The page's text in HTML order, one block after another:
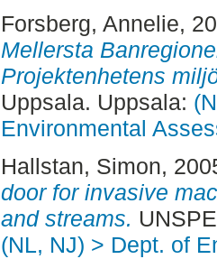
Forsberg, Annelie,
Mellersta
Projektenhetens
Uppsala. Uppsala:
Environmental
Hallstan, Simon,
door for invasive
and streams.
(NL, NJ) > Dept. of